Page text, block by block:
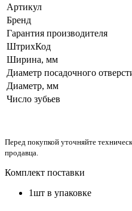
Артикул
Бренд
Гарантия производителя
ШтрихКод
Ширина, мм
Диаметр посадочного
Диаметр, мм
Число зубьев
Перед покупкой уточняйте
продавца.
Комплект поставки
1шт в упаковке